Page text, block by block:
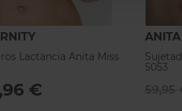
Lactancia Anita Miss
€
5053